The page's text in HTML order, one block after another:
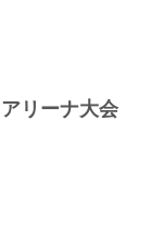
身、楽しみで
吉成名高 試合
に出場して、今
」&「矢地祐介
に関して
テックアリーナ大
りましたYogibo
リーナ大会